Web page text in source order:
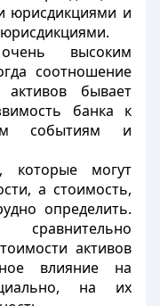
юрисдикциями и
высоким
соотношение
бывает
банка к
событиям и
могут
а стоимость,
определить.
активов
влияние на
на их